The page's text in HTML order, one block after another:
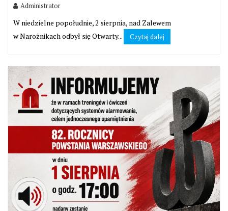
Administrator
W niedzielne popołudnie, 2 sierpnia, nad Zalewem
w Narożnikach odbył się Otwarty...
Czytaj dalej